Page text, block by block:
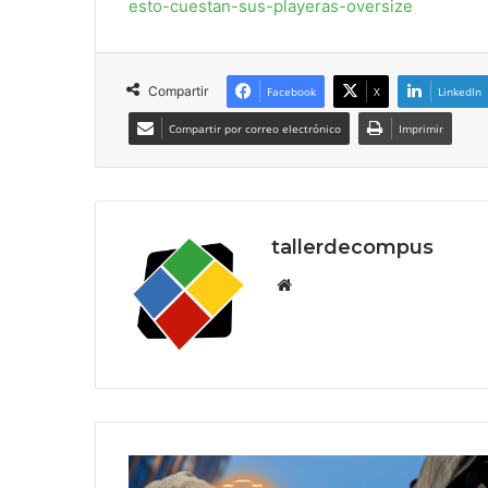
esto-cuestan-sus-playeras-oversize
Compartir Facebook X LinkedIn
Compartir por correo electrónico Imprimir
tallerdecompus
T